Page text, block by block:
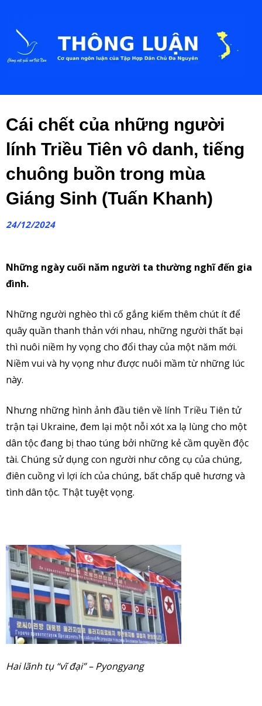
Cái chết của những người
lính Triều Tiên vô danh, tiếng
chuông buồn trong mùa
Giáng Sinh (Tuấn Khanh)
24/12/2024
Những ngày cuối năm người ta thường nghĩ đến gia
đình.
Những người nghèo thì cố gắng kiếm thêm chút ít để
quây quần thanh thản với nhau, những người thất bại
thì nuôi niềm hy vọng cho đổi thay của một năm mới.
Niềm vui và hy vọng như được nuôi mầm từ những lúc
này.
Nhưng những hình ảnh đầu tiên về lính Triều Tiên tử
trận tại Ukraine, đem lại một nỗi xót xa lạ lùng cho một
dân tộc đang bị thao túng bởi những kẻ cầm quyền độc
tài. Chúng sử dụng con người như công cụ của chúng,
điên cuồng vì lợi ích của chúng, bất chấp quê hương và
tình dân tộc. Thật tuyệt vọng.
Hai lãnh tụ “vĩ đại” – Pyongyang